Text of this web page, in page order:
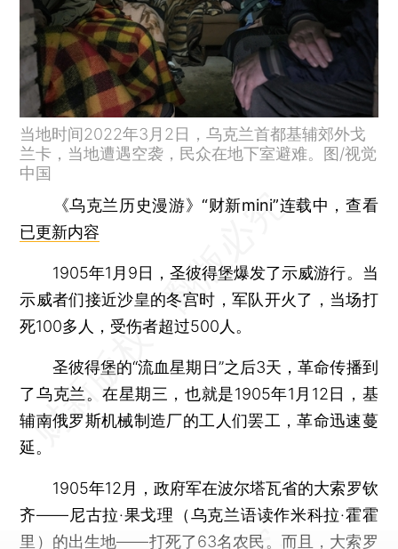
当地时间2022年3月2日，乌克兰首都基辅郊外戈
兰卡，当地遭遇空袭，民众在地下室避难。图/视觉
中国
《乌克兰历史漫游》“财新mini”连载中，查看
已更新内容
1905年1月9日，圣彼得堡爆发了示威游行。当
示威者们接近沙皇的冬宫时，军队开火了，当场打
死100多人，受伤者超过500人。
圣彼得堡的“流血星期日”之后3天，革命传播到
了乌克兰。在星期三，也就是1905年1月12日，基
辅南俄罗斯机械制造厂的工人们罢工，革命迅速蔓
延。
1905年12月，政府军在波尔塔瓦省的大索罗钦
齐——尼古拉·果戈理（乌克兰语读作米科拉·霍霍
里）的出生地——打死了63名农民。而且，大索罗